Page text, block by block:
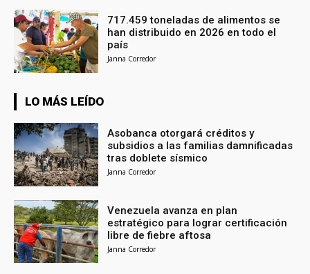
717.459 toneladas de alimentos se
han distribuido en 2026 en todo el
país
Janna Corredor
LO MÁS LEÍDO
Asobanca otorgará créditos y
subsidios a las familias damnificadas
tras doblete sísmico
Janna Corredor
Venezuela avanza en plan
estratégico para lograr certificación
libre de fiebre aftosa
Janna Corredor